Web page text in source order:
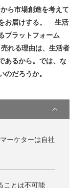
ら市場創造を考えて
をお届けする。 生活
プラットフォーム
れる理由は、生活者
あるから。では、な
だろうか。
ーケターは自社
ことは不可能